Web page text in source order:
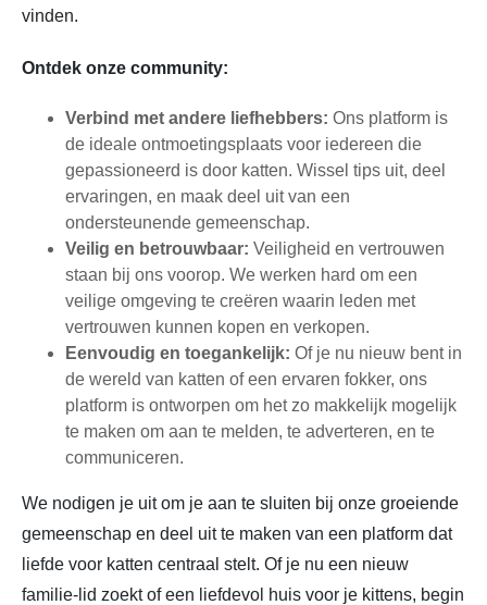
vinden.
Ontdek onze community:
Verbind met andere liefhebbers: Ons platform is
de ideale ontmoetingsplaats voor iedereen die
gepassioneerd is door katten. Wissel tips uit, deel
ervaringen, en maak deel uit van een
ondersteunende gemeenschap.
Veilig en betrouwbaar: Veiligheid en vertrouwen
staan bij ons voorop. We werken hard om een
veilige omgeving te creëren waarin leden met
vertrouwen kunnen kopen en verkopen.
Eenvoudig en toegankelijk: Of je nu nieuw bent in
de wereld van katten of een ervaren fokker, ons
platform is ontworpen om het zo makkelijk mogelijk
te maken om aan te melden, te adverteren, en te
communiceren.
We nodigen je uit om je aan te sluiten bij onze groeiende
gemeenschap en deel uit te maken van een platform dat
liefde voor katten centraal stelt. Of je nu een nieuw
familie-lid zoekt of een liefdevol huis voor je kittens, begin